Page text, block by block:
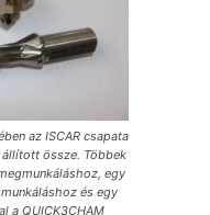
az ISCAR csapata
össze. Többek
egy
és egy
a QUICK3CHAM